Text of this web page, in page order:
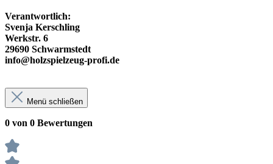
Verantwortlich:
Svenja Kerschling
Werkstr. 6
29690 Schwarmstedt
info@holzspielzeug-profi.de
Menü schließen
0 von 0 Bewertungen